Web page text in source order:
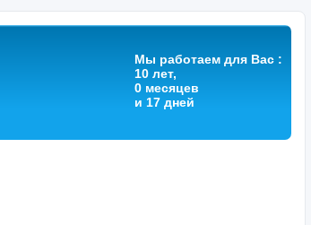
Мы работаем для Вас :
10 лет,
0 месяцев
и 17 дней